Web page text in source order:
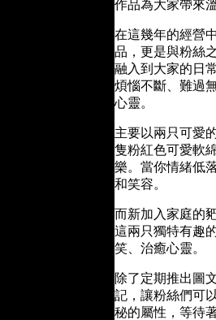
作品為大家帶來
在這幾年的經營
品，更是與粉絲
融入到大家的日
煩惱不斷、難過
心靈。
主要以兩只可愛
隻粉紅色可愛軟
樂。當你情緒低
和笑容。
而新加入家庭的
這兩只獨特有趣
笑、治癒心靈。
除了定期推出圖
記，讓粉絲們可
秘的屬性，等待